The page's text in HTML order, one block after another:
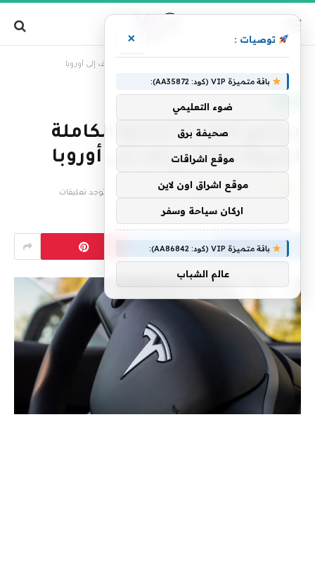
برنامج القيادة الذاتية الكاملة
فريق التحرير 20 مايو، 2026 لا توجد تعليقات
توصيات : ×
باقة متميزة VIP (كود: AA35872):
ضوء التعليمي
صحيفة برق
موقع اشراقات
موقع اشراق اون لاين
اركان سياحة وسفر
باقة متميزة VIP (كود: AA86842):
عالم الشباب